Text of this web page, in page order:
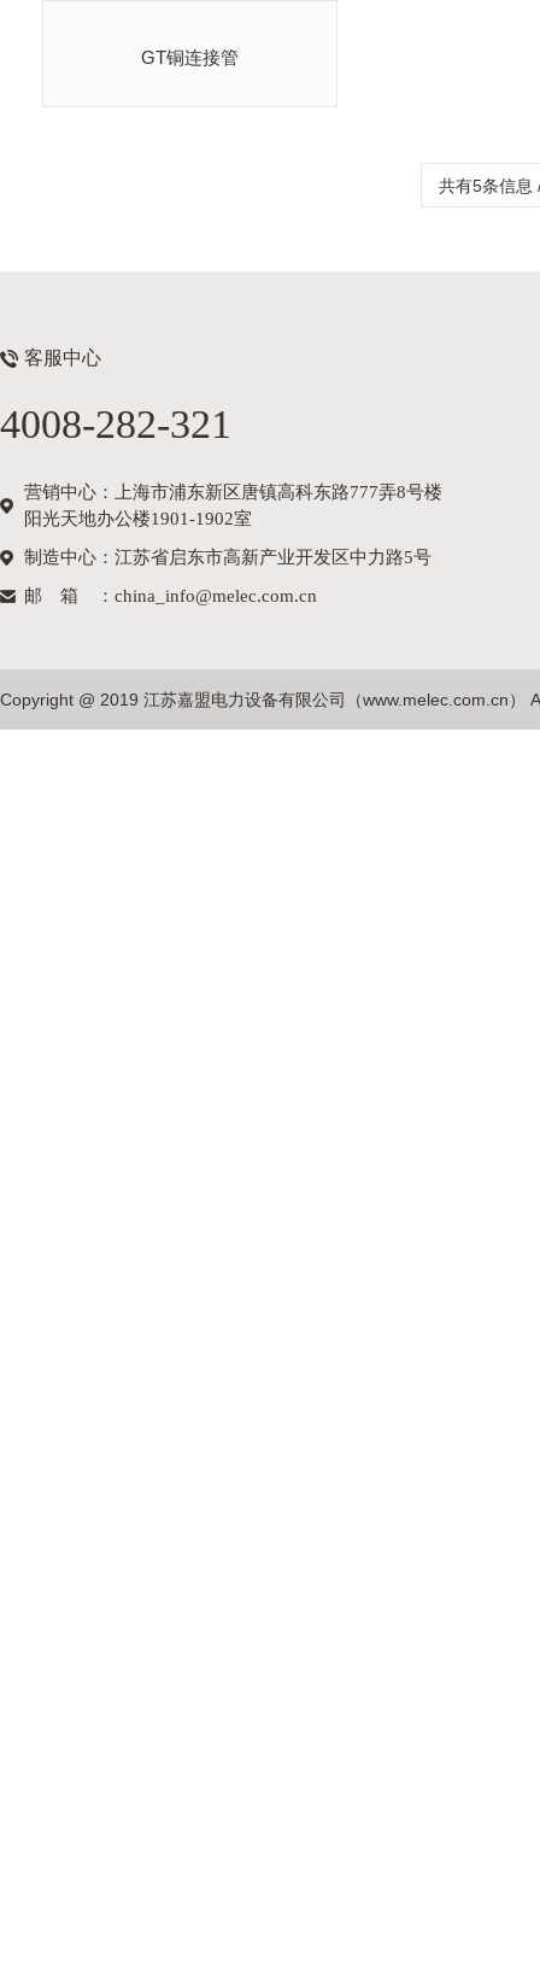
GT铜连接管
共有5条信息
客服中心
4008-282-321
营销中心：上海市浦东新区唐镇高科东路777弄8号楼
阳光天地办公楼1901-1902室
制造中心：江苏省启东市高新产业开发区中力路5号
邮箱
：china_info@melec.com.cn
Copyright @ 2019 江苏嘉盟电力设备有限公司（www.melec.com.cn）